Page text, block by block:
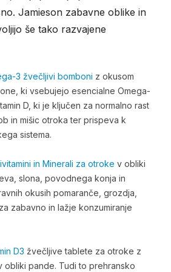
Jamieson zabavne oblike in
še tako razvajene
3 žvečljivi bomboni z okusom
ki vsebujejo esencialne Omega-
D, ki je ključen za normalno rast
in mišic otroka ter prispeva k
sistema.
in Minerali za otroke v obliki
slona, povodnega konja in
okusih pomaranče, grozdja,
zabavno in lažje konzumiranje
D3 žvečljive tablete za otroke z
obliki pande. Tudi to prehransko